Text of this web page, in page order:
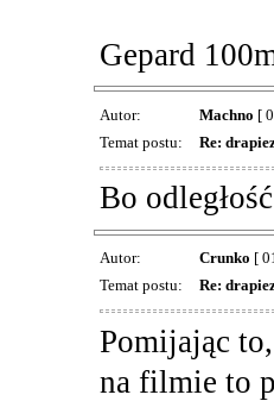
Gepard
Autor: Machno [
Temat postu:
Re:
Bo
Autor: Crunko [
Temat postu:
Re:
Pomijając
na filmie to